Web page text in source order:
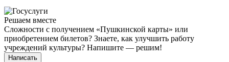
Решаем вместе
Сложности с получением «Пушкинской карты» или
приобретением билетов? Знаете, как улучшить работу
учреждений культуры? Напишите — решим!
Написать